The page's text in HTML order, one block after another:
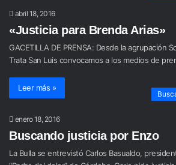
abril 18, 2016
«Justicia para Brenda Arias»
GACETILLA DE PRENSA: Desde la agrupación
Trata San Luis convocamos a los medios de
Leer más »
enero 18, 2016
Buscando justicia por Enzo
La Bulla se entrevistó Carlos Basualdo,